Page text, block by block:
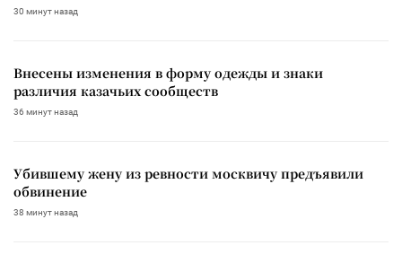
30 минут назад
Внесены изменения в форму одежды и знаки
различия казачьих сообществ
36 минут назад
Убившему жену из ревности москвичу предъявили
обвинение
38 минут назад